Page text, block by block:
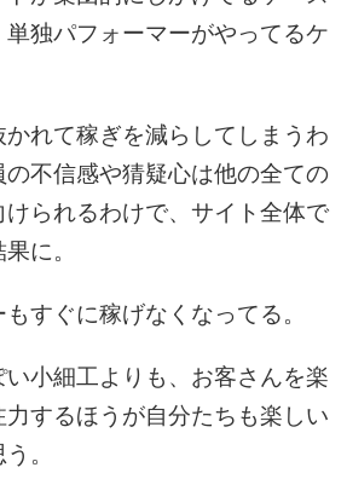
独パフォーマーがやってるケ
れて稼ぎを減らしてしまうわ
不信感や猜疑心は他の全ての
られるわけで、サイト全体で
に。
すぐに稼げなくなってる。
小細工よりも、お客さんを楽
力するほうが自分たちも楽しい
。